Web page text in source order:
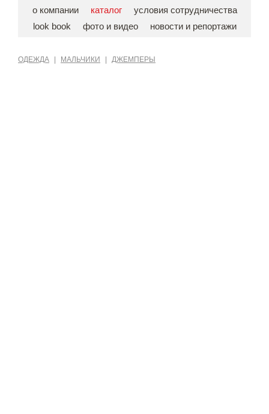
о компании каталог
условия сотрудничества
look book
фото и видео новости и репортажи
ОДЕЖДА МАЛЬЧИКИ ДЖЕМПЕРЫ